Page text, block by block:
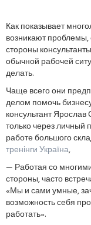
Как показывает
возникают
стороны
обычной рабочей
делать.
Чаще всего они
делом помочь
консультант Ярослав
только через личный
работе большого
тренінги Україна,
— Работая со
стороны, часто
«Мы и сами умные,
возможность себя
работать».